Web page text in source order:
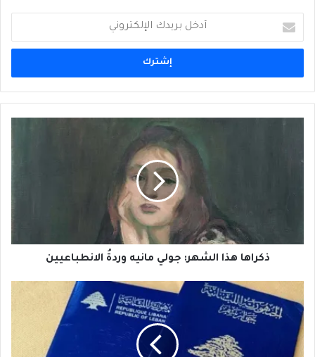
بريدك
الإلكتروني
ذكراها هذا الشهر: جولي مانيه وردةُ الانطباعيين
التجنُّس
والتجنيس
ضاعت
المقاييس